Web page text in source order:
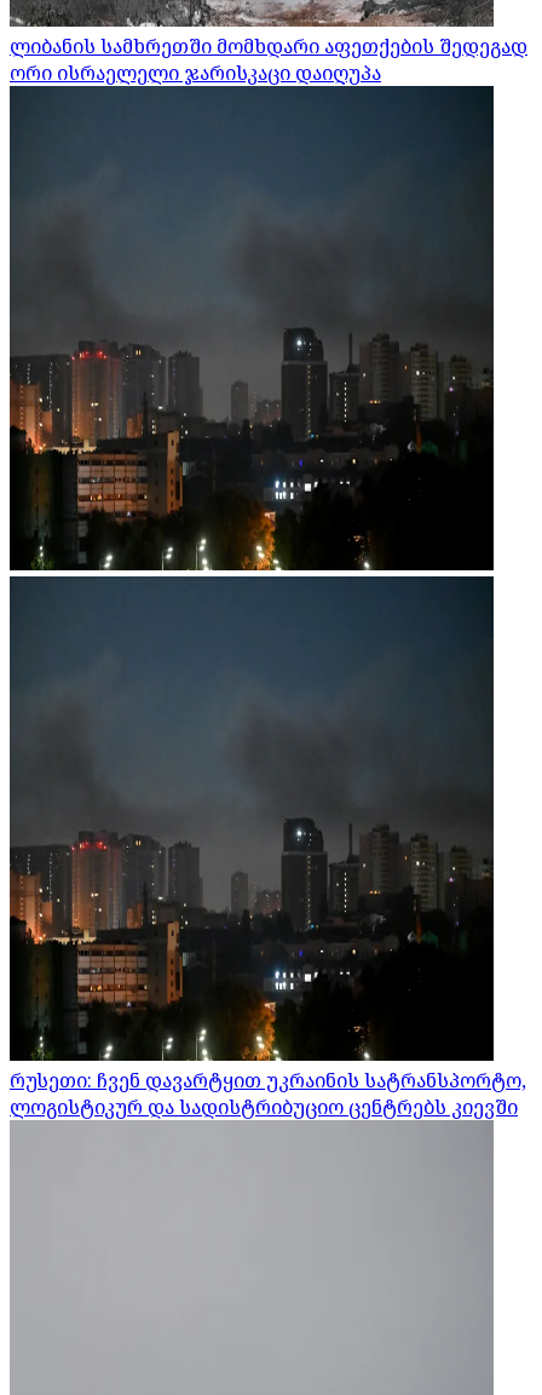
ლიბანის სამხრეთში მომხდარი აფეთქების შედეგად
ორი ისრაელელი ჯარისკაცი დაიღუპა
რუსეთი: ჩვენ დავარტყით უკრაინის სატრანსპორტო,
ლოგისტიკურ და სადისტრიბუციო ცენტრებს კიევში